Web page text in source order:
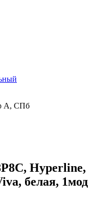
А, СПб
Hyperline,
белая, 1мод